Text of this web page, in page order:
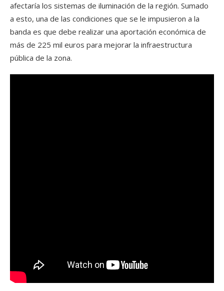
afectaría los sistemas de iluminación de la región. Sumado
a esto, una de las condiciones que se le impusieron a la
banda es que debe realizar una aportación económica de
más de 225 mil euros para mejorar la infraestructura
pública de la zona.